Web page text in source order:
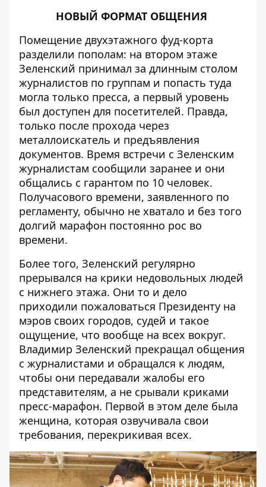
НОВЫЙ ФОРМАТ ОБЩЕНИЯ
Помещение двухэтажного фуд-корта
разделили пополам: на втором этаже
Зеленский принимал за длинным столом
журналистов по группам и попасть туда
могла только пресса, а первый уровень
был доступен для посетителей. Правда,
только после прохода через
металлоискатель и предъявления
документов. Время встречи с Зеленским
журналистам сообщили заранее и они
общались с гарантом по 10 человек.
Получасового времени, заявленного по
регламенту, обычно не хватало и без того
долгий марафон постоянно рос во
времени.
Более того, Зеленский регулярно
прерывался на крики недовольных людей
с нижнего этажа. Они то и дело
приходили пожаловаться Президенту на
мэров своих городов, судей и такое
ощущение, что вообще на всех вокруг.
Владимир Зеленский прекращал общения
с журналистами и обращался к людям,
чтобы они передавали жалобы его
представителям, а не срывали криками
пресс-марафон. Первой в этом деле была
женщина, которая озвучивала свои
требования, перекрикивая всех.